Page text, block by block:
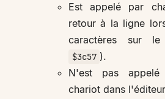
Est appelé par
retour à la ligne
caractères sur le
$3c57 ).
N'est pas
chariot dans